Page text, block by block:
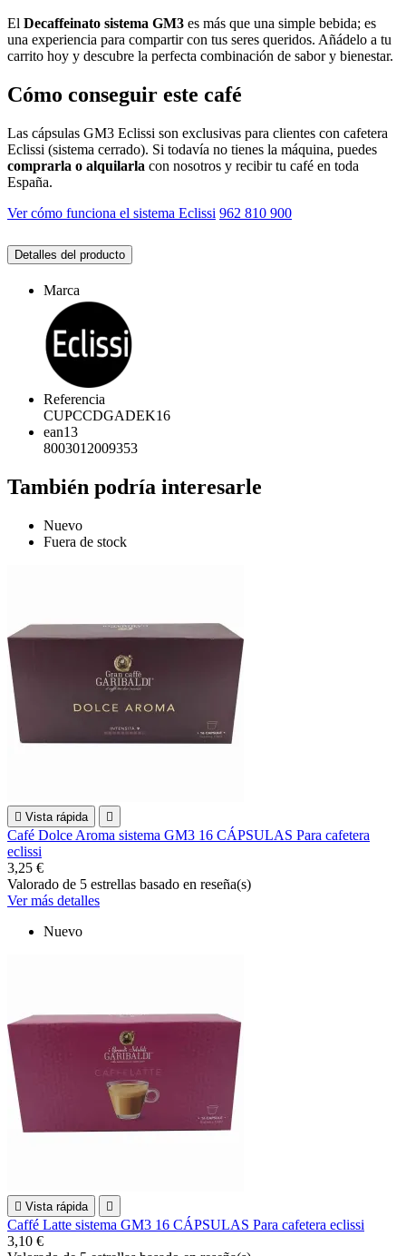
El Decaffeinato sistema GM3 es más que una simple bebida; es
una experiencia para compartir con tus seres queridos. Añádelo a tu
carrito hoy y descubre la perfecta combinación de sabor y bienestar.
Cómo conseguir este café
Las cápsulas GM3 Eclissi son exclusivas para clientes con cafetera
Eclissi (sistema cerrado). Si todavía no tienes la máquina, puedes
comprarla o alquilarla con nosotros y recibir tu café en toda
España.
Ver cómo funciona el sistema Eclissi 962 810 900
Detalles del producto
Marca
Referencia
CUPCCDGADEK16
ean13
8003012009353
También podría interesarle
Nuevo
Fuera de stock
 Vista rápida 
Café Dolce Aroma sistema GM3 16 CÁPSULAS Para cafetera
eclissi
3,25 €
Valorado de 5 estrellas basado en reseña(s)
Ver más detalles
Nuevo
 Vista rápida 
Caffé Latte sistema GM3 16 CÁPSULAS Para cafetera eclissi
3,10 €